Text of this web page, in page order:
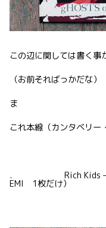
この辺に関しては書く事
（お前そればっかだな）
ま
これ本線（カンタベリー
. Rich Kids –
EMI 1枚だけ）